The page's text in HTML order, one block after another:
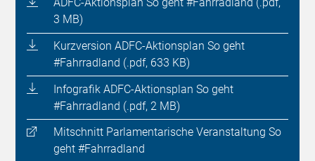
3 MB)
Kurzversion ADFC-Aktionsplan So geht
#Fahrradland (.pdf, 633 KB)
Infografik ADFC-Aktionsplan So geht
#Fahrradland (.pdf, 2 MB)
Mitschnitt Parlamentarische Veranstaltung So
geht #Fahrradland